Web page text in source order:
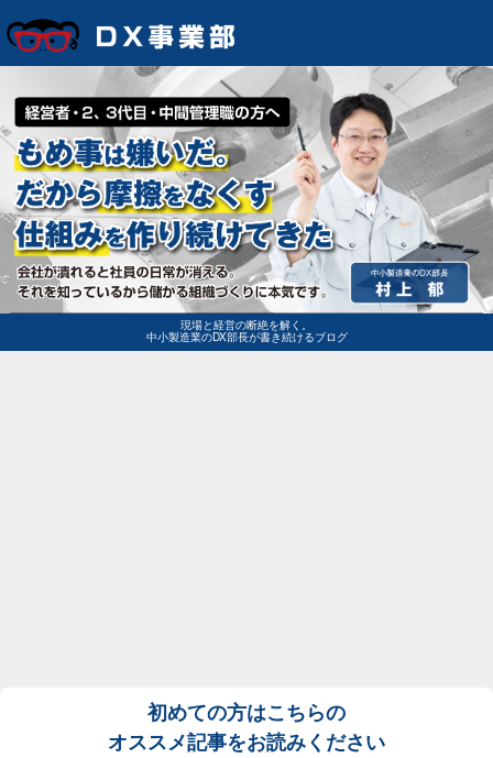
現場と経営の断絶を解く。
中小製造業のDX部長が書き続けるブログ
初めての方はこちらの
オススメ記事をお読みください